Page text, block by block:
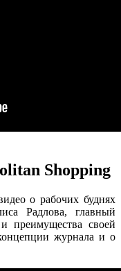
Shopping
о рабочих буднях
Радлова, главный
преимущества своей
журнала и о